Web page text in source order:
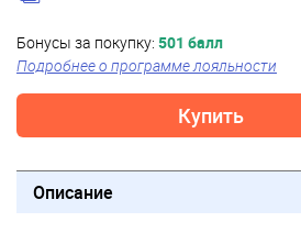
Бонусы за покупку: 501 балл
Подробнее о программе лояльности
Купить
Описание